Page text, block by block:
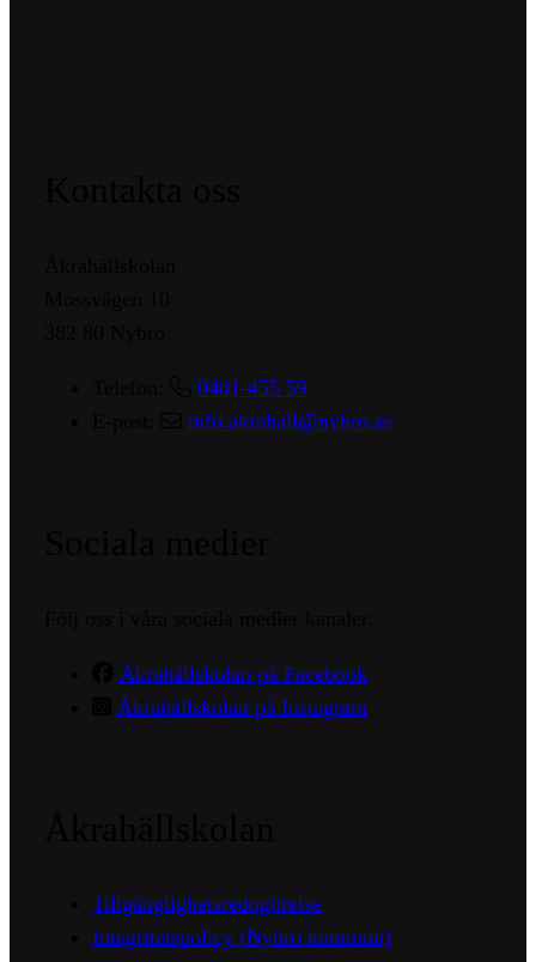
0481-455 59
info.akrahall@nybro.se
Åkrahällskolan på Facebook
Åkrahällskolan på Instagram
Tillgänglighetsredogörelse
Integritetspolicy (Nybro kommun)